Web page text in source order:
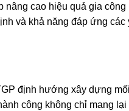
nâng cao hiệu quả gia công
và khả năng đáp ứng các
định hướng xây dựng
công không chỉ mang lại